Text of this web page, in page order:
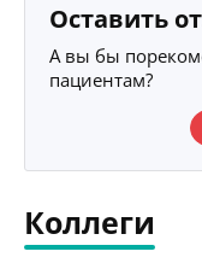
Оставить
А вы бы
пациентам?
Коллеги